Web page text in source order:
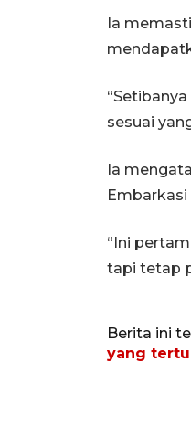
Ia
sesuai
Ia
“Ini
tapi tetap
Berita ini
yang